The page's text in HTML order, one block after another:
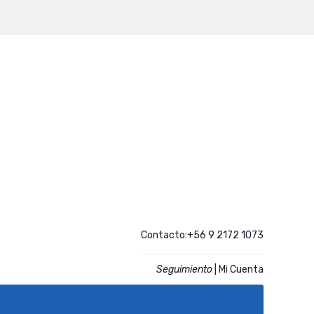
Contacto:+56 9 2172 1073
Seguimiento Mi Cuenta